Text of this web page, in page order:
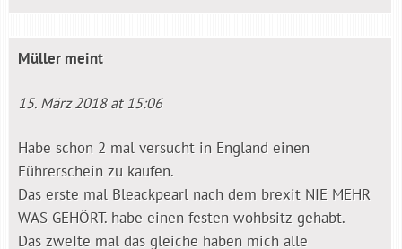
Müller meint
15. März 2018 at 15:06
Habe schon 2 mal versucht in England einen
Führerschein zu kaufen.
Das erste mal Bleackpearl nach dem brexit NIE MEHR
WAS GEHÖRT. habe einen festen wohbsitz gehabt.
Das zweIte mal das gleiche haben mich alle